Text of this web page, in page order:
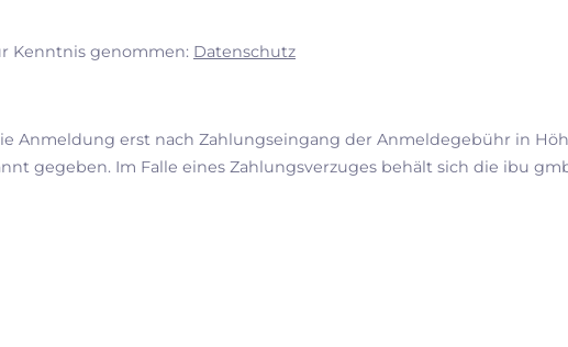
Kenntnis genommen: Datenschutz
Anmeldung erst nach Zahlungseingang der Anmeldegebühr in
gegeben. Im Falle eines Zahlungsverzuges behält sich die ibu